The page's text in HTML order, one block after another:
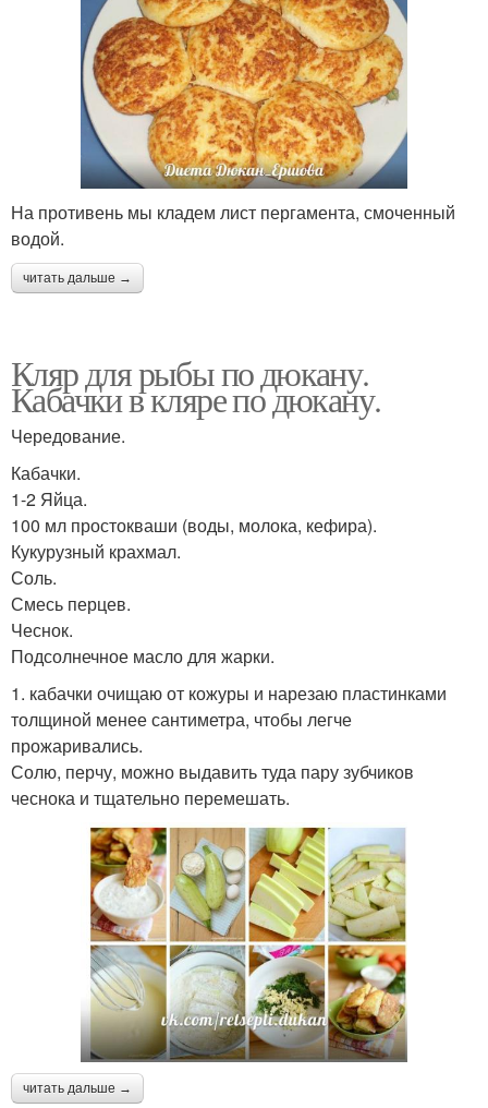
На противень мы кладем лист пергамента, смоченный
водой.
читать дальше →
Кляр для рыбы по дюкану.
Кабачки в кляре по дюкану.
Чередование.
Кабачки.
1-2 Яйца.
100 мл простокваши (воды, молока, кефира).
Кукурузный крахмал.
Соль.
Смесь перцев.
Чеснок.
Подсолнечное масло для жарки.
1. кабачки очищаю от кожуры и нарезаю пластинками
толщиной менее сантиметра, чтобы легче
прожаривались.
Солю, перчу, можно выдавить туда пару зубчиков
чеснока и тщательно перемешать.
читать дальше →